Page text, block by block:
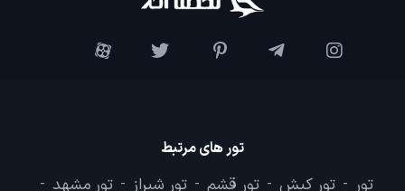
تور های مرتبط
تور - تور کیش - تور قشم - تور شیراز - تور مشهد -